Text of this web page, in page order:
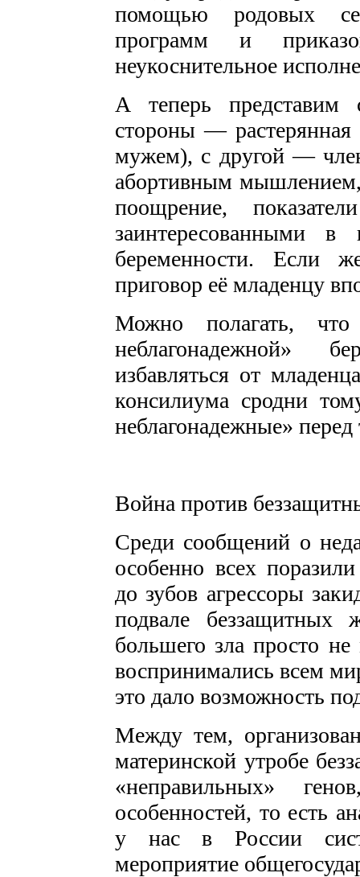
помощью родовых
программ и
неукоснительное
А теперь представим
стороны —
мужем), с другой —
абортивным
поощрение,
заинтересованными в
беременности. Если
приговор её младенцу
Можно полагать,
неблагонадежной»
избавляться от
консилиума сродни
неблагонадежные»
Война против
Среди сообщений о
особенно всех
до зубов агрессоры
подвале
большего зла просто
воспринимались всем
это дало возможность
Между тем,
материнской утробе
«неправильных»
особенностей, то есть
у нас в России
мероприятие